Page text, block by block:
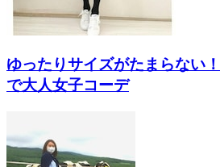
ゆったりサイズがたまらない
で大人女子コーデ